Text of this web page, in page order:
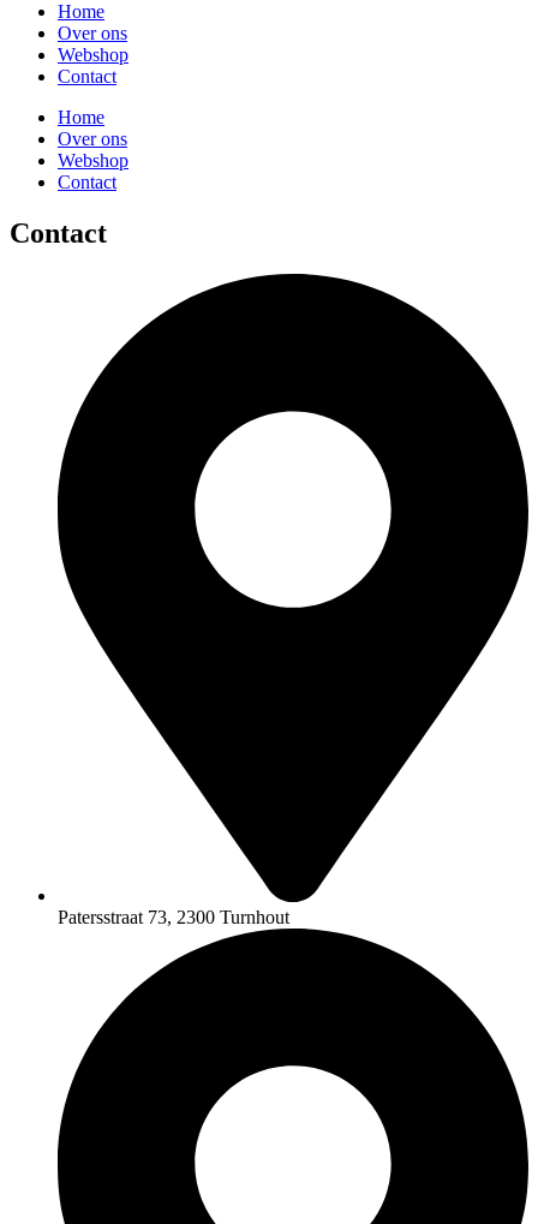
Home
Over ons
Webshop
Contact
Home
Over ons
Webshop
Contact
Contact
Patersstraat 73, 2300 Turnhout